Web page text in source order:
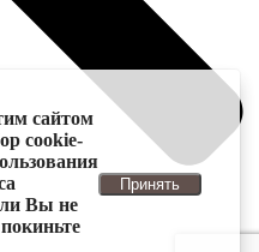
сайтом
cookie-
Вы не
Принять